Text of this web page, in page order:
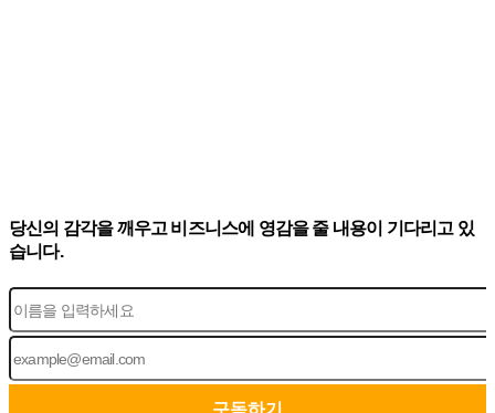
당신의 감각을 깨우고 비즈니스에 영감을 줄 내용이 기다리고 있
습니다.